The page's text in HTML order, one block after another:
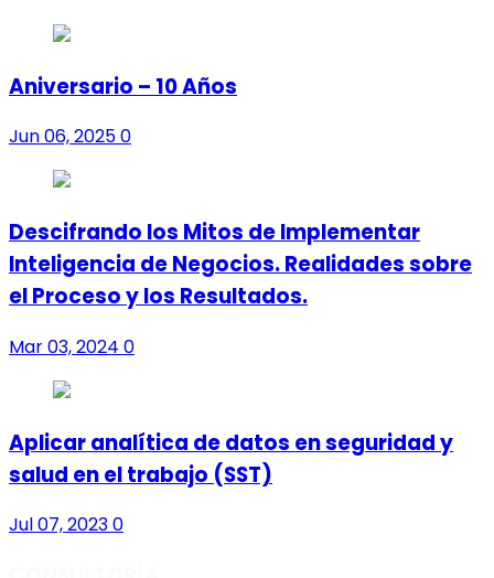
Aniversario – 10 Años
Jun 06, 20250
Descifrando los Mitos de Implementar
Inteligencia de Negocios. Realidades sobre
el Proceso y los Resultados.
Mar 03, 2024 0
Aplicar analítica de datos en seguridad y
salud en el trabajo (SST)
Jul 07, 20230